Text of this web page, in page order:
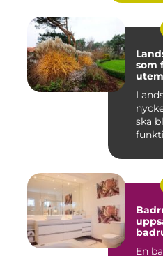
som
ska
uppsala så
En